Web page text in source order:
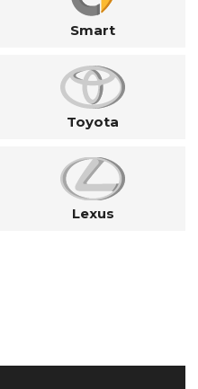
Smart
Toyota
Lexus